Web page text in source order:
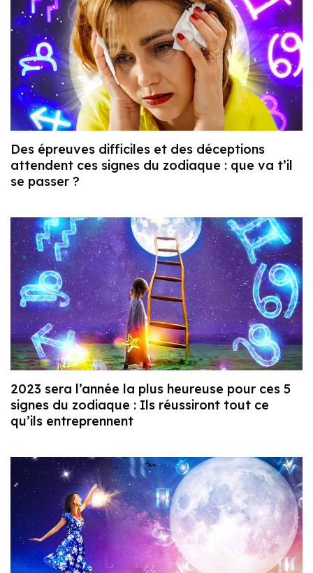
Des épreuves difficiles et des déceptions
attendent ces signes du zodiaque : que va t’il
se passer ?
2023 sera l’année la plus heureuse pour ces 5
signes du zodiaque : Ils réussiront tout ce
qu’ils entreprennent